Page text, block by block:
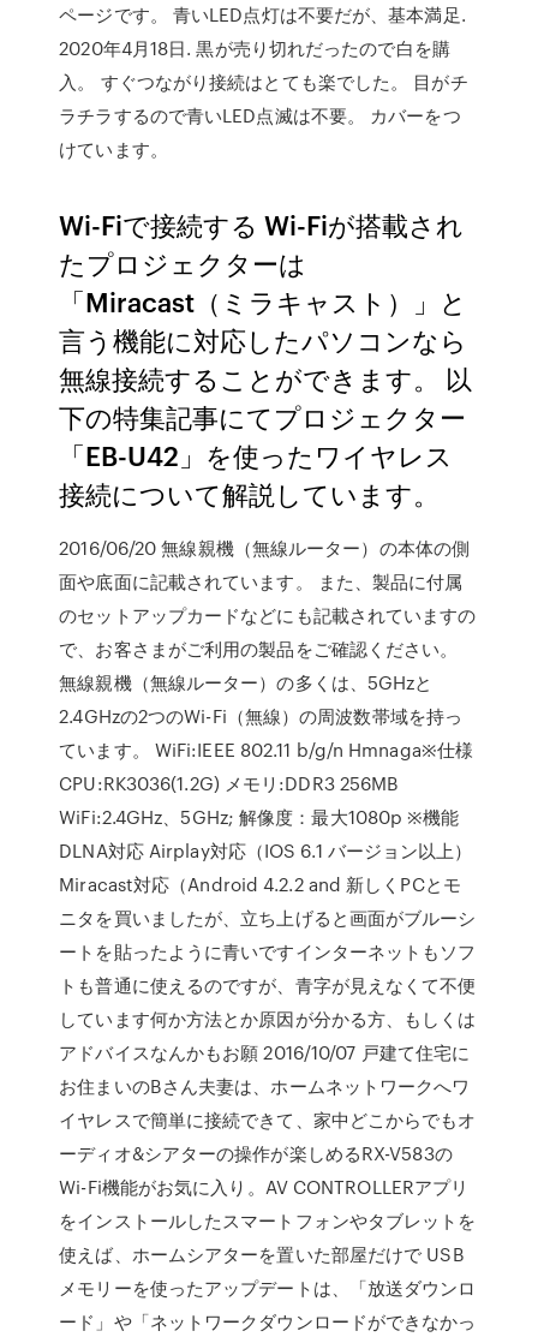
ページです。 青いLED点灯は不要だが、基本満足.
2020年4月18日. 黒が売り切れだったので白を購
入。 すぐつながり接続はとても楽でした。 目がチ
ラチラするので青いLED点滅は不要。 カバーをつ
けています。
Wi-Fiで接続する Wi-Fiが搭載され
たプロジェクターは
「Miracast（ミラキャスト）」と
言う機能に対応したパソコンなら
無線接続することができます。 以
下の特集記事にてプロジェクター
「EB-U42」を使ったワイヤレス
接続について解説しています。
2016/06/20 無線親機（無線ルーター）の本体の側
面や底面に記載されています。 また、製品に付属
のセットアップカードなどにも記載されていますの
で、お客さまがご利用の製品をご確認ください。
無線親機（無線ルーター）の多くは、5GHzと
2.4GHzの2つのWi-Fi（無線）の周波数帯域を持っ
ています。 WiFi:IEEE 802.11 b/g/n Hmnaga※仕様
CPU:RK3036(1.2G) メモリ:DDR3 256MB
WiFi:2.4GHz、5GHz; 解像度：最大1080p ※機能
DLNA対応 Airplay対応（IOS 6.1 バージョン以上）
Miracast対応（Android 4.2.2 and 新しくPCとモ
ニタを買いましたが、立ち上げると画面がブルーシ
ートを貼ったように青いですインターネットもソフ
トも普通に使えるのですが、青字が見えなくて不便
しています何か方法とか原因が分かる方、もしくは
アドバイスなんかもお願 2016/10/07 戸建て住宅に
お住まいのBさん夫妻は、ホームネットワークへワ
イヤレスで簡単に接続できて、家中どこからでもオ
ーディオ&シアターの操作が楽しめるRX-V583の
Wi-Fi機能がお気に入り。AV CONTROLLERアプリ
をインストールしたスマートフォンやタブレットを
使えば、ホームシアターを置いた部屋だけで USB
メモリーを使ったアップデートは、「放送ダウンロ
ード」や「ネットワークダウンロードができなかっ